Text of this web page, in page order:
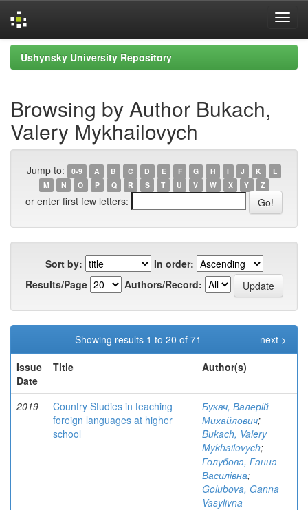
Skip
navigation
Ushynsky University Repository
Browsing by Author Bukach,
Valery Mykhailovych
Jump to: 0-9 A B C D E F G H I J K
L
M
N O P Q R S T U V W X Y Z
or enter first few letters:
Sort by:
In order:
Results/Page
Authors/Record:
Showing results 1 to 20 of 71
next >
Issue
Date
Title Author(s)
2019
Country Studies in teaching
foreign languages at higher
school
Букач, Валерій
Михайлович;
Bukach, Valery
Mykhailovych;
Голубова, Ганна
Василівна;
Golubova, Ganna
Vasylivna